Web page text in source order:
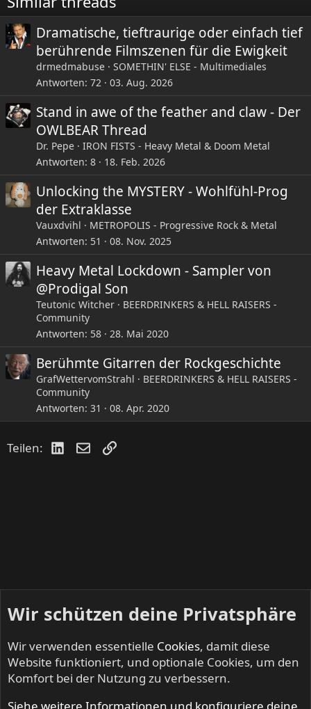
n
:
Dramatische, tieftraurige oder einfach tief
berührende Filmszenen für die Ewigkeit
drmedmabuse
SOMETHIN' ELSE - Multimediales
Antworten 72 03. Aug. 2026
Stand in awe of the feather and claw - Der
OWLBEAR Thread
Dr. Pepe
IRON FISTS - Heavy Metal & Doom Metal
Antworten 8 18. Feb. 2026
Unlocking the MYSTERY - Wohlfühl-Prog
der Extraklasse
Vauxdvihl
METROPOLIS - Progressive Rock & Metal
Antworten 51 08. Nov. 2025
Heavy Metal Lockdown - Sampler von
@Prodigal Son
Teutonic Witcher
BEERDRINKERS & HELL RAISERS -
Community
Antworten 58 28. Mai 2020
Berühmte Gitarren der Rockgeschichte
GrafWettervomStrahl
BEERDRINKERS & HELL RAISERS -
Community
Antworten 31 08. Apr. 2020
Teilen: LinkedIn
E-MailLink
Wir schützen deine Privatsphäre
Wir verwenden essentielle Cookies, damit diese
Website funktioniert, und optionale Cookies, um den
Komfort bei der Nutzung zu verbessern.